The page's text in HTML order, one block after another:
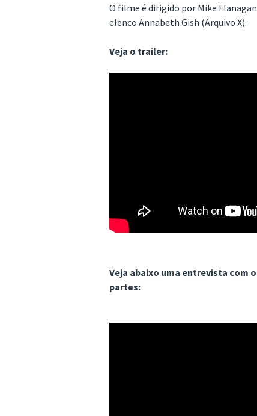
O filme é dirigido por Mike
elenco Annabeth Gish (Arquivo X).
Veja o trailer:
Veja abaixo uma entrevista com
partes: